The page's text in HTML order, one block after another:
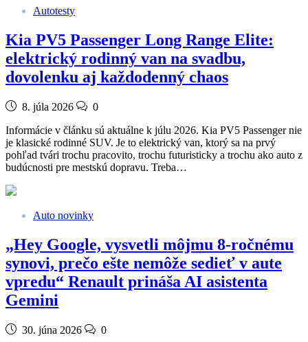
Autotesty
Kia PV5 Passenger Long Range Elite:
elektrický rodinný van na svadbu,
dovolenku aj každodenný chaos
8. júla 2026
0
Informácie v článku sú aktuálne k júlu 2026. Kia PV5 Passenger nie
je klasické rodinné SUV. Je to elektrický van, ktorý sa na prvý
pohľad tvári trochu pracovito, trochu futuristicky a trochu ako auto z
budúcnosti pre mestskú dopravu. Treba…
Auto novinky
„Hey Google, vysvetli môjmu 8-ročnému
synovi, prečo ešte nemôže sedieť v aute
vpredu“ Renault prináša AI asistenta
Gemini
30. júna 2026
0